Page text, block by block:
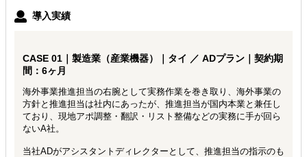
導入実績
CASE 01｜製造業（産業機器）｜タイ ／ ADプラン｜契約期
間：6ヶ月
海外事業推進担当の右腕として実務作業を巻き取り、海外事業の
方針と推進担当は社内にあったが、推進担当が国内本業と兼任し
ており、現地アポ調整・翻訳・リスト整備などの実務に手が回ら
ないA社。
当社ADがアシスタントディレクターとして、推進担当の指示のも